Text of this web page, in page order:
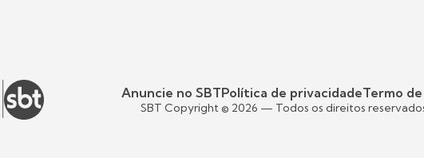
Anuncie no SBTPolítica de privacidadeTermo de
SBT Copyright © 2026 — Todos os direitos